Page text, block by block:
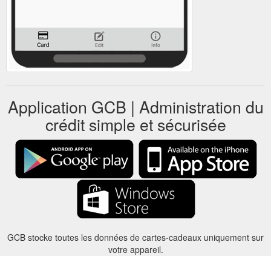
Application GCB | Administration du
crédit simple et sécurisée
GCB stocke toutes les données de cartes-cadeaux uniquement sur
votre appareil.